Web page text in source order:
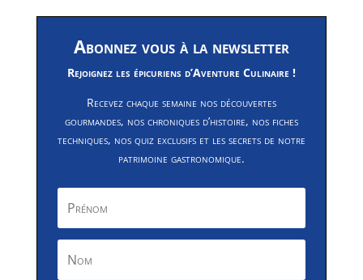
Abonnez vous à la newsletter
Rejoignez les épicuriens d’Aventure Culinaire !
Recevez chaque semaine nos découvertes
gourmandes, nos chroniques d’histoire, nos fiches
techniques, nos quiz exclusifs et les secrets de notre
patrimoine gastronomique.